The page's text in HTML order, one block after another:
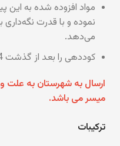
مواد افزوده شده به
نموده و با قدرت نگه‌داری
می‌دهد.
کوددهی را بعد از گذشت 4 هفته از کاشت شروع کنید.
ارسال به شهرستان به علت
میسر می باشد.
ترکیبات